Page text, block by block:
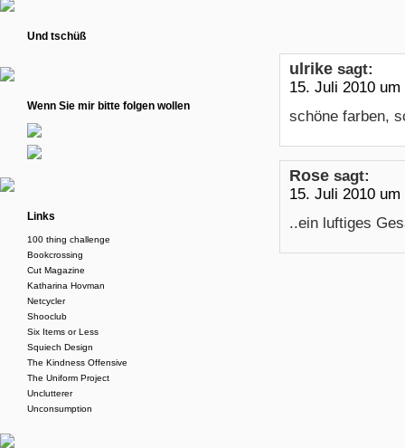
ulrike sagt:
15. Juli 2010 um
schöne farben,
Rose sagt:
15. Juli 2010 um
..ein luftiges
Und tschüß
Wenn Sie mir bitte folgen wollen
Links
100 thing challenge
Bookcrossing
Cut Magazine
Katharina Hovman
Netcycler
Shooclub
Six Items or Less
Squiech Design
The Kindness Offensive
The Uniform Project
Unclutterer
Unconsumption